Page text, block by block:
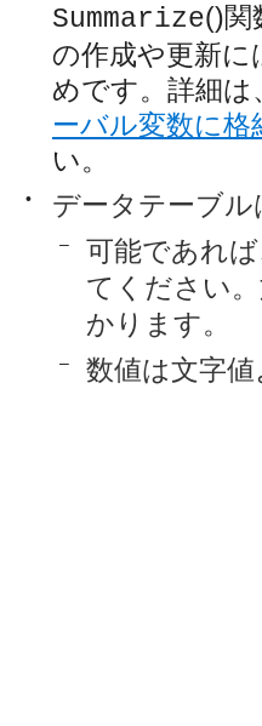
Summarize()関
の作成や更新
めです。詳細は
ーバル変数に格
い。
• データテーブ
–
可能であれ
てください
かります。
– 数値は文字